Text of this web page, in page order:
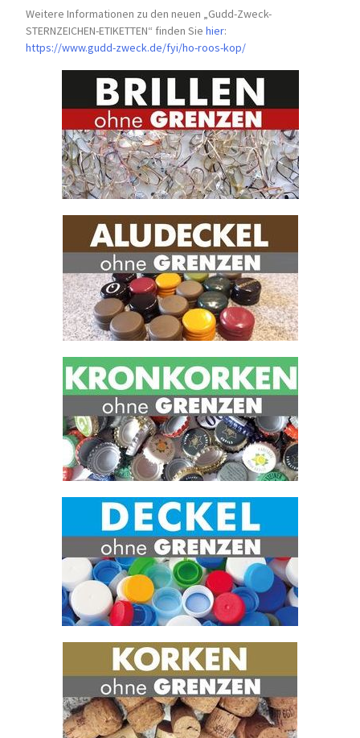
Weitere Informationen zu den neuen „Gudd-Zweck-
STERNZEICHEN-ETIKETTEN“ finden Siehier:
https://www.gudd-zweck.de/fyi/ho-roos-kop/